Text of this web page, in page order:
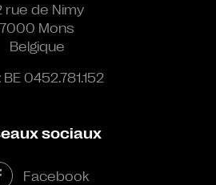
rue de Nimy
7000 Mons
Belgique
BE 0452.781.152
sociaux
Facebook